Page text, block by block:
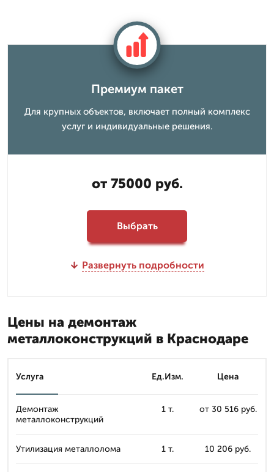
Премиум пакет
Для крупных объектов, включает полный комплекс
услуг и индивидуальные решения.
от 75000 руб.
Выбрать
Развернуть подробности
Цены на демонтаж
металлоконструкций в Краснодаре
Услуга Ед.Изм. Цена
Демонтаж
металлоконструкций
1 т. от 30 516 руб.
Утилизация металлолома 1 т. 10 206 руб.